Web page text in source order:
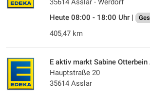
35614 Asslar - Werdorf
Heute 08:00 - 18:00 Uhr |
405,47 km
E aktiv markt Sabine
Hauptstraße 20
35614 Asslar